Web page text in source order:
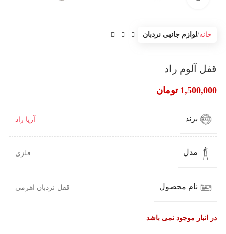
خانه لوازم جانبی نردبان
قفل آلوم راد
1,500,000 تومان
برند آریا راد
مدل فلزی
نام محصول قفل نردبان اهرمی
در انبار موجود نمی باشد